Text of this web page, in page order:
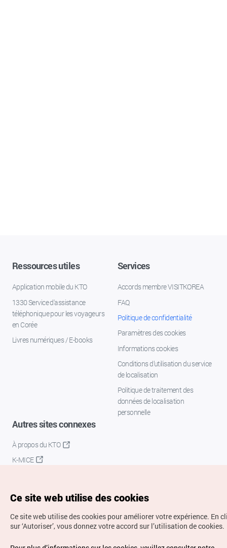
Ressources utiles
Application mobile du KTO
1330 Service d'assistance
téléphonique pour les voyageurs
en Corée
Livres numériques / E-books
Services
Accords membre VISITKOREA
FAQ
Politique de confidentialité
Paramètres des cookies
Informations cookies
Conditions d’utilisation du service
de localisation
Politique de traitement des
données de localisation
personnelle
Autres sites connexes
À propos du KTO
K-MICE
Droits d’auteur (c) Office National du Tourisme en Corée.
Ce site web utilise des cookies
Ce site web utilise des cookies pour améliorer votre expérience. En
sur ‘Autoriser’, vous donnez votre accord sur l’utilisation de cookies.